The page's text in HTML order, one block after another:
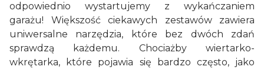
odpowiednio wystartujemy z wykańczaniem
garażu! Większość ciekawych zestawów zawiera
uniwersalne narzędzia, które bez dwóch zdań
sprawdzą każdemu. Chociażby wiertarko-
wkrętarka, które pojawia się bardzo często, jako